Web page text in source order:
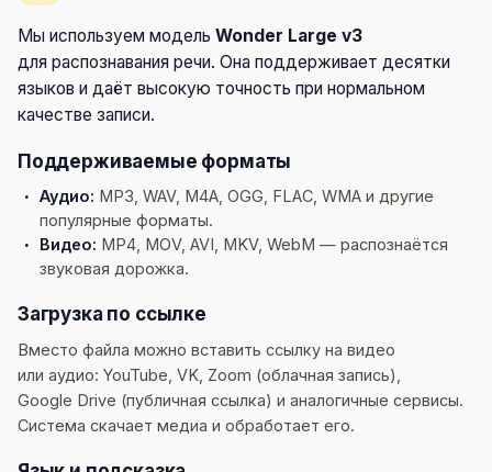
Мы используем модель Wonder Large v3
для распознавания речи. Она поддерживает десятки
языков и даёт высокую точность при нормальном
качестве записи.
Поддерживаемые форматы
Аудио: MP3, WAV, M4A, OGG, FLAC, WMA и другие
популярные форматы.
Видео: MP4, MOV, AVI, MKV, WebM — распознаётся
звуковая дорожка.
Загрузка по ссылке
Вместо файла можно вставить ссылку на видео
или аудио: YouTube, VK, Zoom (облачная запись),
Google Drive (публичная ссылка) и аналогичные сервисы.
Система скачает медиа и обработает его.